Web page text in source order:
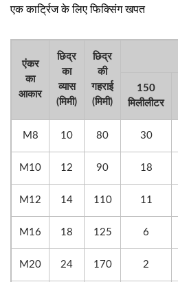
एक कार्ट्रिज के लिए फिक्सिंग खपत
एंकर
का
आकार
छिद्र
का
व्यास
(मिमी)
छिद्र
की
गहराई
(मिमी)
150
मिलीलीटर
M8 10 80 30
M10 12 90 18
M12 14 110 11
M16 18 125 6
M20 24 170 2